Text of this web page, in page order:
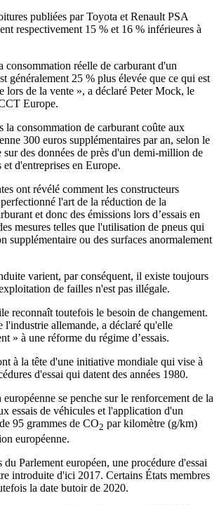
publiées par Toyota et Renault PSA
respectivement 15 % et 16 % inférieures à
consommation réelle de carburant d'un
généralement 25 % plus élevée que ce qui est
lors de la vente », a déclaré Peter Mock, le
Europe.
la consommation de carburant coûte aux
300 euros supplémentaires par an, selon le
des données de près d'un demi-million de
d'entreprises en Europe.
ont révélé comment les constructeurs
l'art de la réduction de la
et donc des émissions lors d’essais en
mesures telles que l'utilisation de pneus qui
supplémentaire ou des surfaces anormalement
varient, par conséquent, il existe toujours
de failles n'est pas illégale.
reconnaît toutefois le besoin de changement.
allemande, a déclaré qu'elle
» à une réforme du régime d’essais.
à la tête d'une initiative mondiale qui vise à
d'essai qui datent des années 1980.
se penche sur le renforcement de la
essais de véhicules et l'application d'un
95 grammes de CO2 par kilomètre (g/km)
européenne.
du Parlement européen, une procédure d'essai
introduite d'ici 2017. Certains États membres
la date butoir de 2020.